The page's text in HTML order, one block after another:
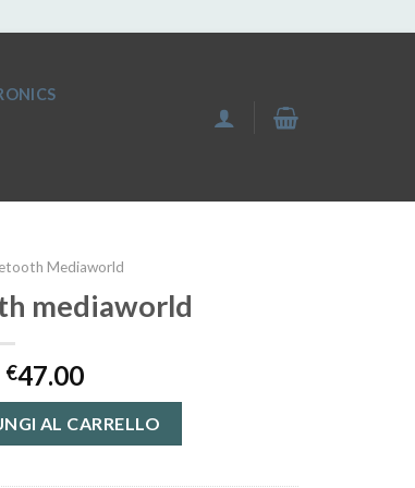
Mediaworld
mediaworld
€47.00
AL CARRELLO